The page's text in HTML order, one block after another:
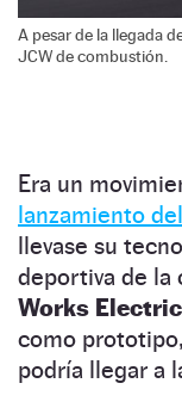
A pesar de la llegada
JCW de combustión.
Era un
lanzamiento
llevase su
deportiva de la
Works Electric
como
podría llegar a